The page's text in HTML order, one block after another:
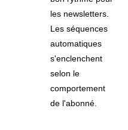
les newsletters.
Les séquences
automatiques
s'enclenchent
selon le
comportement
de l'abonné.